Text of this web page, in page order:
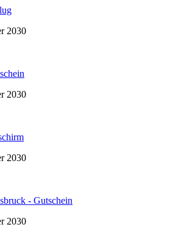
2030
2030
2030
- Gutschein
2030